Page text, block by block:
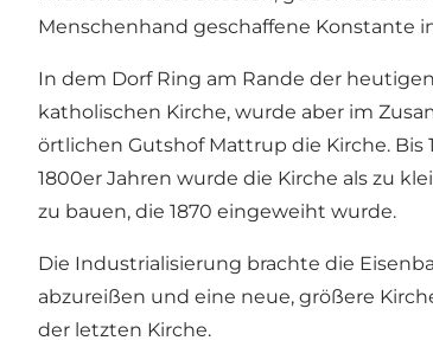
Menschenhand geschaffene Konstante
In dem Dorf Ring am Rande der
katholischen Kirche, wurde aber im
örtlichen Gutshof Mattrup die Kirche. Bis
1800er Jahren wurde die Kirche als zu
zu bauen, die 1870 eingeweiht wurde.
Die Industrialisierung brachte die
abzureißen und eine neue, größere
der letzten Kirche.